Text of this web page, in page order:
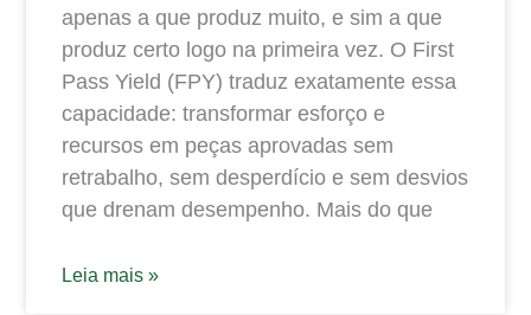
apenas a que produz muito, e sim a que
produz certo logo na primeira vez. O First
Pass Yield (FPY) traduz exatamente essa
capacidade: transformar esforço e
recursos em peças aprovadas sem
retrabalho, sem desperdício e sem desvios
que drenam desempenho. Mais do que
Leia mais »